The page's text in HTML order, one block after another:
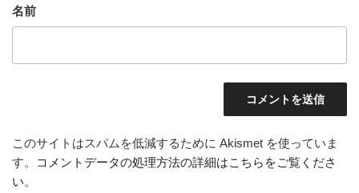
名前
このサイトはスパムを低減するために Akismet を使っていま
す。
コメントデータの処理方法の詳細はこちらをご覧くださ
い。